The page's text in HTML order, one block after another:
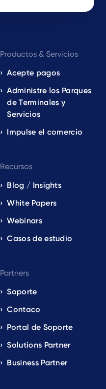
Productos & Servicios
Acepte pagos
Administre los Parques
de Terminales y
Servicios
Impulse el comercio
Recursos
Blog / Insights
White Papers
Webinars
Casos de estudio
Partners
Soporte
Contaco
Portal de Soporte
Solutions Partner
Business Partner